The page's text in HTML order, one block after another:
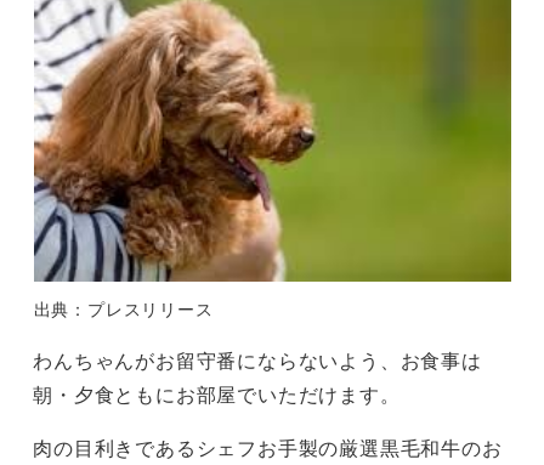
出典：プレスリリース
わんちゃんがお留守番にならないよう、お食事は
朝・夕食ともにお部屋でいただけます。
肉の目利きであるシェフお手製の厳選黒毛和牛のお